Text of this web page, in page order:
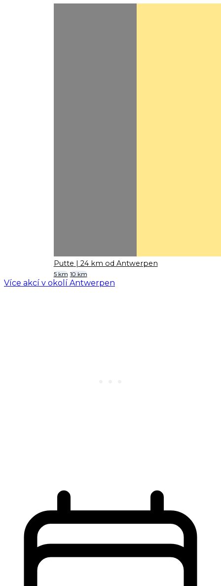
Putte | 24 km od Antwerpen
5 km 10 km
Více akcí v okolí Antwerpen